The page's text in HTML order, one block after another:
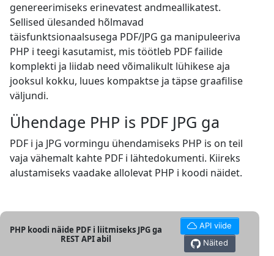
genereerimiseks erinevatest andmeallikatest.
Sellised ülesanded hõlmavad
täisfunktsionaalsusega PDF/JPG ga manipuleeriva
PHP i teegi kasutamist, mis töötleb PDF failide
komplekti ja liidab need võimalikult lühikese aja
jooksul kokku, luues kompaktse ja täpse graafilise
väljundi.
Ühendage PHP is PDF JPG ga
PDF i ja JPG vormingu ühendamiseks PHP is on teil
vaja vähemalt kahte PDF i lähtedokumenti. Kiireks
alustamiseks vaadake allolevat PHP i koodi näidet.
PHP koodi näide PDF i liitmiseks JPG ga
REST API abil
API viide
Näited